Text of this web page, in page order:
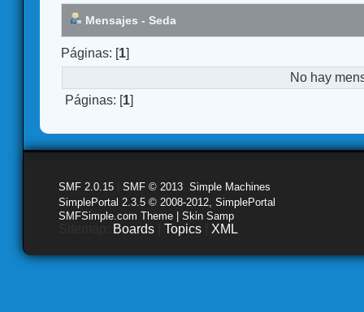
Mensajes - Seda
Páginas: [1]
No hay
Páginas: [1]
SMF 2.0.15 SMF © 2013 Simple Machines
SimplePortal 2.3.5 © 2008-2012, SimplePortal
SMFSimple.com Theme | Skin Samp
Boards Topics XML